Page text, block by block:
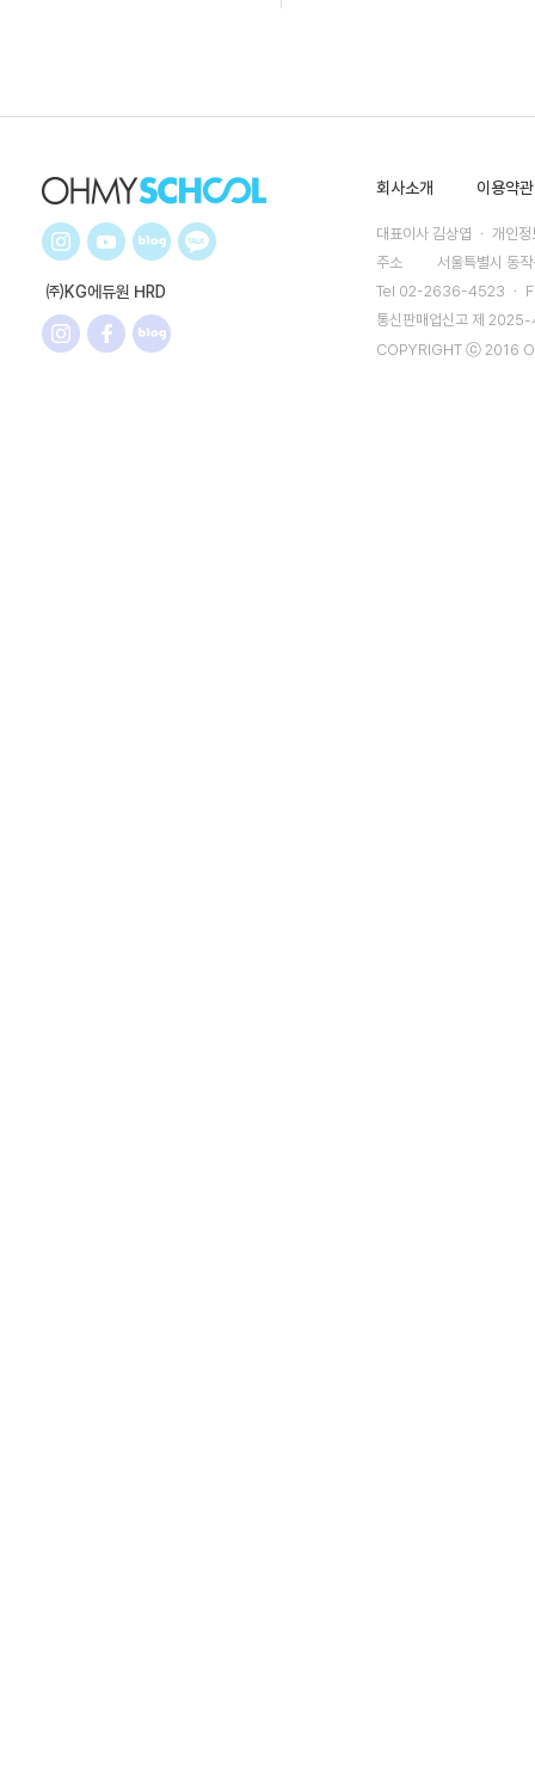
㈜KG에듀원 HRD
회사소개 이용약관
대표이사 김상엽 ㆍ 개인
주소
서울특별시 동
Tel 02-2636-4523 ㆍ
통신판매업신고 제
COPYRIGHT ⓒ 2016